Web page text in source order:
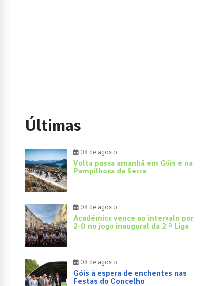
Últimas
08 de agosto
Volta passa amanhã em Góis e na
Pampilhosa da Serra
08 de agosto
Académica vence ao intervalo por
2-0 no jogo inaugural da 2.ª Liga
08 de agosto
Góis à espera de enchentes nas
Festas do Concelho